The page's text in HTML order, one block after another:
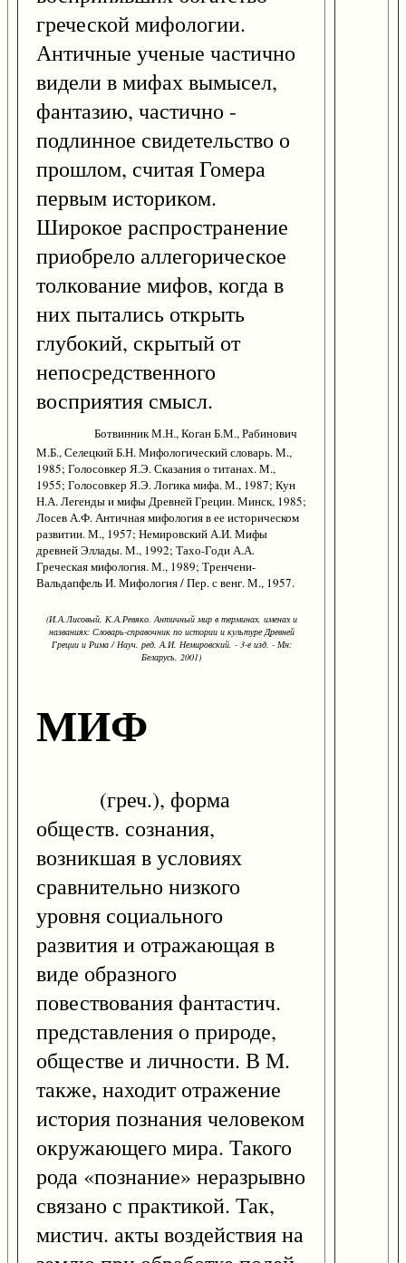
греческой мифологии.
Античные ученые частично
видели в мифах вымысел,
фантазию, частично -
подлинное свидетельство о
прошлом, считая Гомера
первым историком.
Широкое распространение
приобрело аллегорическое
толкование мифов, когда в
них пытались открыть
глубокий, скрытый от
непосредственного
восприятия смысл.
Ботвинник М.Н., Коган Б.М., Рабинович
М.Б., Селецкий Б.Н. Мифологический словарь. М.,
1985; Голосовкер Я.Э. Сказания о титанах. М.,
1955; Голосовкер Я.Э. Логика мифа. М., 1987; Кун
Н.А. Легенды и мифы Древней Греции. Минск, 1985;
Лосев А.Ф. Античная мифология в ее историческом
развитии. М., 1957; Немировский А.И. Мифы
древней Эллады. М., 1992; Тахо-Годи А.А.
Греческая мифология. М., 1989; Тренчени-
Вальдапфель И. Мифология / Пер. с венг. М., 1957.
(И.А.Лисовый, К.А.Ревяко. Античный мир в терминах, именах и
названиях: Словарь-справочник по истории и культуре Древней
Греции и Рима / Науч. ред. А.И. Немировский. - 3-е изд. - Мн:
Беларусь, 2001)
МИФ
(греч.), форма
обществ. сознания,
возникшая в условиях
сравнительно низкого
уровня социального
развития и отражающая в
виде образного
повествования фантастич.
представления о природе,
обществе и личности. В М.
также, находит отражение
история познания человеком
окружающего мира. Такого
рода «познание» неразрывно
связано с практикой. Так,
мистич. акты воздействия на